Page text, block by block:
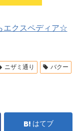
エクスペディア☆
ニザミ通り
バクー
はてブ